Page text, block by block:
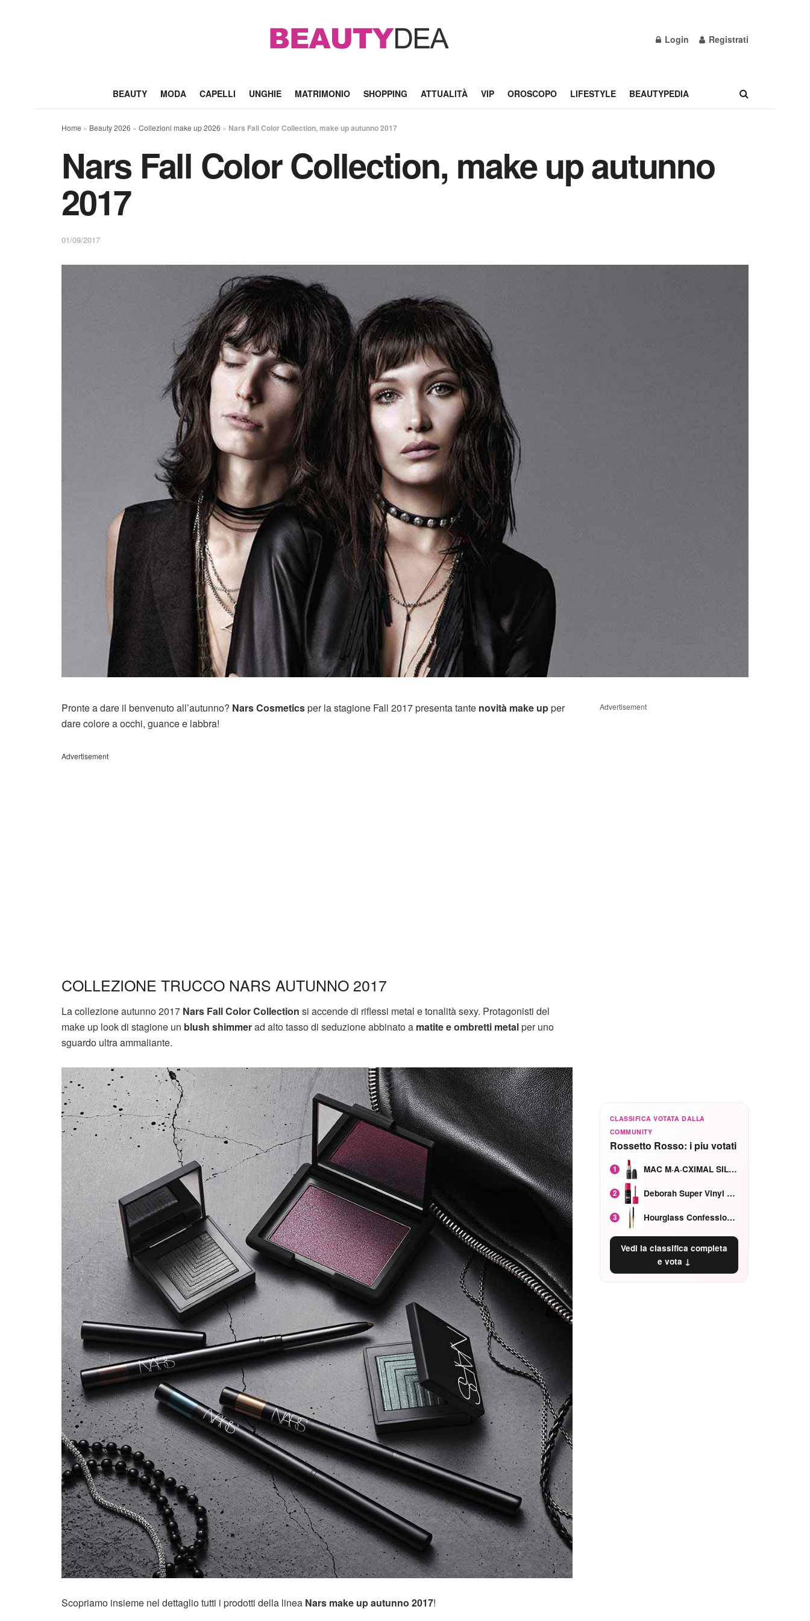
Login Registrati
BEAUTY MODA CAPELLI UNGHIE MATRIMONIO SHOPPING ATTUALITÀ VIP OROSCOPO LIFESTYLE BEAUTYPEDIA
Home » Beauty 2026 » Collezioni make up 2026 » Nars Fall Color Collection, make up autunno 2017
Nars Fall Color Collection, make up autunno
2017
01/09/2017
Pronte a dare il benvenuto all’autunno? Nars Cosmeticsper la stagione Fall 2017 presenta tante novità make upper
dare colore a occhi, guance e labbra!
Advertisement
COLLEZIONE TRUCCO NARS AUTUNNO 2017
La collezione autunno 2017 Nars Fall Color Collection si accende di riflessi metal e tonalità sexy. Protagonisti del
make up look di stagione un blush shimmerad alto tasso di seduzione abbinato a matite e ombretti metalper uno
sguardo ultra ammaliante.
Scopriamo insieme nel dettaglio tutti i prodotti della linea Nars make up autunno 2017!
Advertisement
CLASSIFICA VOTATA DALLA
COMMUNITY
Rossetto Rosso: i piu votati
1 MAC M·A·CXIMAL SILKY MATTE Red Rock mat
2 Deborah Super Vinyl Shake Rosa Ciliegia
3 Hourglass Confession Ricaricabile Ultra Preciso Ad Alta Intensità Secretly Classic Red
Vedi la classifica completa
e vota ↓